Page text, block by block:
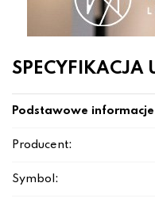
SPECYFIKACJA
Podstawowe informacje
Producent:
Symbol: